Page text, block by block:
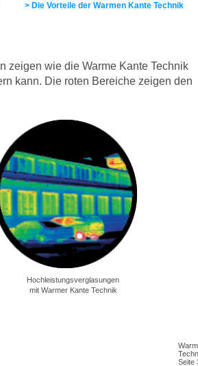
> Die Vorteile der Warmen Kante Technik
zeigen wie die Warme Kante Technik
kann. Die roten Bereiche zeigen den
Hochleistungsverglasungen
mit Warmer Kante Technik
Seite